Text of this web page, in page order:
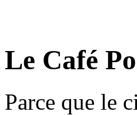
Le Café
Parce que le